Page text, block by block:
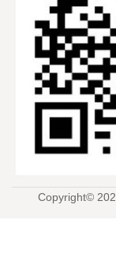
Copyright©